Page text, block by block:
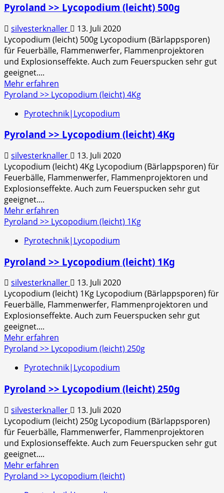
Lycopodium
Schwer
1Kg
Pyroland >> Lycopodium (leicht) 500g
silvesterknaller
13. Juli 2020
Lycopodium (leicht) 500g Lycopodium (Bärlappsporen)
für Feuerbälle, Flammenwerfer, Flammenprojektoren
und Explosionseffekte. Auch zum Feuerspucken sehr gut
geeignet....
Mehr erfahren
Informationen
Pyroland
Lycopodium
500g
Pyroland >> Lycopodium (leicht) 4Kg
Pyrotechnik|Lycopodium
Pyroland >> Lycopodium (leicht) 4Kg
silvesterknaller
13. Juli 2020
Lycopodium (leicht) 4Kg Lycopodium (Bärlappsporen) für
Feuerbälle, Flammenwerfer, Flammenprojektoren und
Explosionseffekte. Auch zum Feuerspucken sehr gut
geeignet....
Mehr erfahren
Informationen
Pyroland
Lycopodium
4Kg
Pyroland >> Lycopodium (leicht) 1Kg
Pyrotechnik|Lycopodium
Pyroland >> Lycopodium (leicht) 1Kg
silvesterknaller
13. Juli 2020
Lycopodium (leicht) 1Kg Lycopodium (Bärlappsporen) für
Feuerbälle, Flammenwerfer, Flammenprojektoren und
Explosionseffekte. Auch zum Feuerspucken sehr gut
geeignet....
Mehr erfahren
Informationen
Pyroland
Lycopodium
1Kg
Pyroland >> Lycopodium (leicht) 250g
Pyrotechnik|Lycopodium
Pyroland >> Lycopodium (leicht) 250g
silvesterknaller
13. Juli 2020
Lycopodium (leicht) 250g Lycopodium (Bärlappsporen)
für Feuerbälle, Flammenwerfer, Flammenprojektoren
und Explosionseffekte. Auch zum Feuerspucken sehr gut
geeignet....
Mehr erfahren
Informationen
Pyroland >> Lycopodium (leicht)